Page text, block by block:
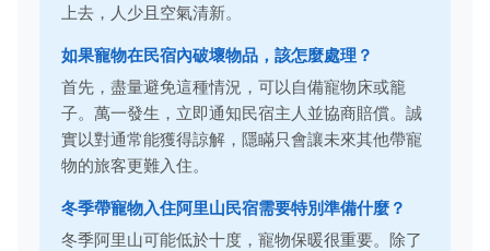
上去，人少且空氣清新。
如果寵物在民宿內破壞物品，該怎麼處理？
首先，盡量避免這種情況，可以自備寵物床或籠
子。萬一發生，立即通知民宿主人並協商賠償。誠
實以對通常能獲得諒解，隱瞞只會讓未來其他帶寵
物的旅客更難入住。
冬季帶寵物入住阿里山民宿需要特別準備什麼？
冬季阿里山可能低於十度，寵物保暖很重要。除了